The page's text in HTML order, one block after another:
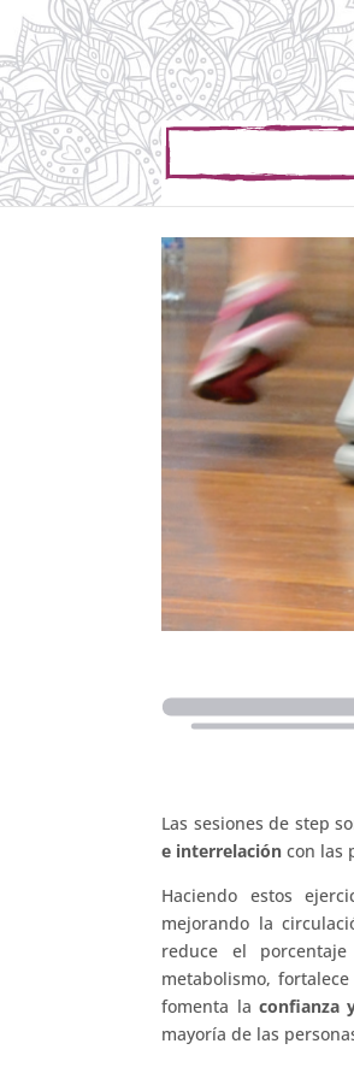
Las sesiones de step
e interrelación con las
Haciendo estos
mejorando la
reduce el
metabolismo,
fomenta la confianza
mayoría de las